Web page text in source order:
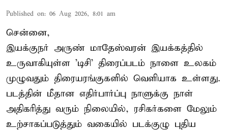
Published on: 06 Aug 2026, 8:01 am
சென்னை,
இயக்குநர் அருண் மாதேஸ்வரன் இயக்கத்தில்
உருவாகியுள்ள 'டிசி' திரைப்படம் நாளை உலகம்
முழுவதும் திரையரங்குகளில் வெளியாக உள்ளது.
படத்தின் மீதான எதிர்பார்ப்பு நாளுக்கு நாள்
அதிகரித்து வரும் நிலையில், ரசிகர்களை மேலும்
உற்சாகப்படுத்தும் வகையில் படக்குழு புதிய